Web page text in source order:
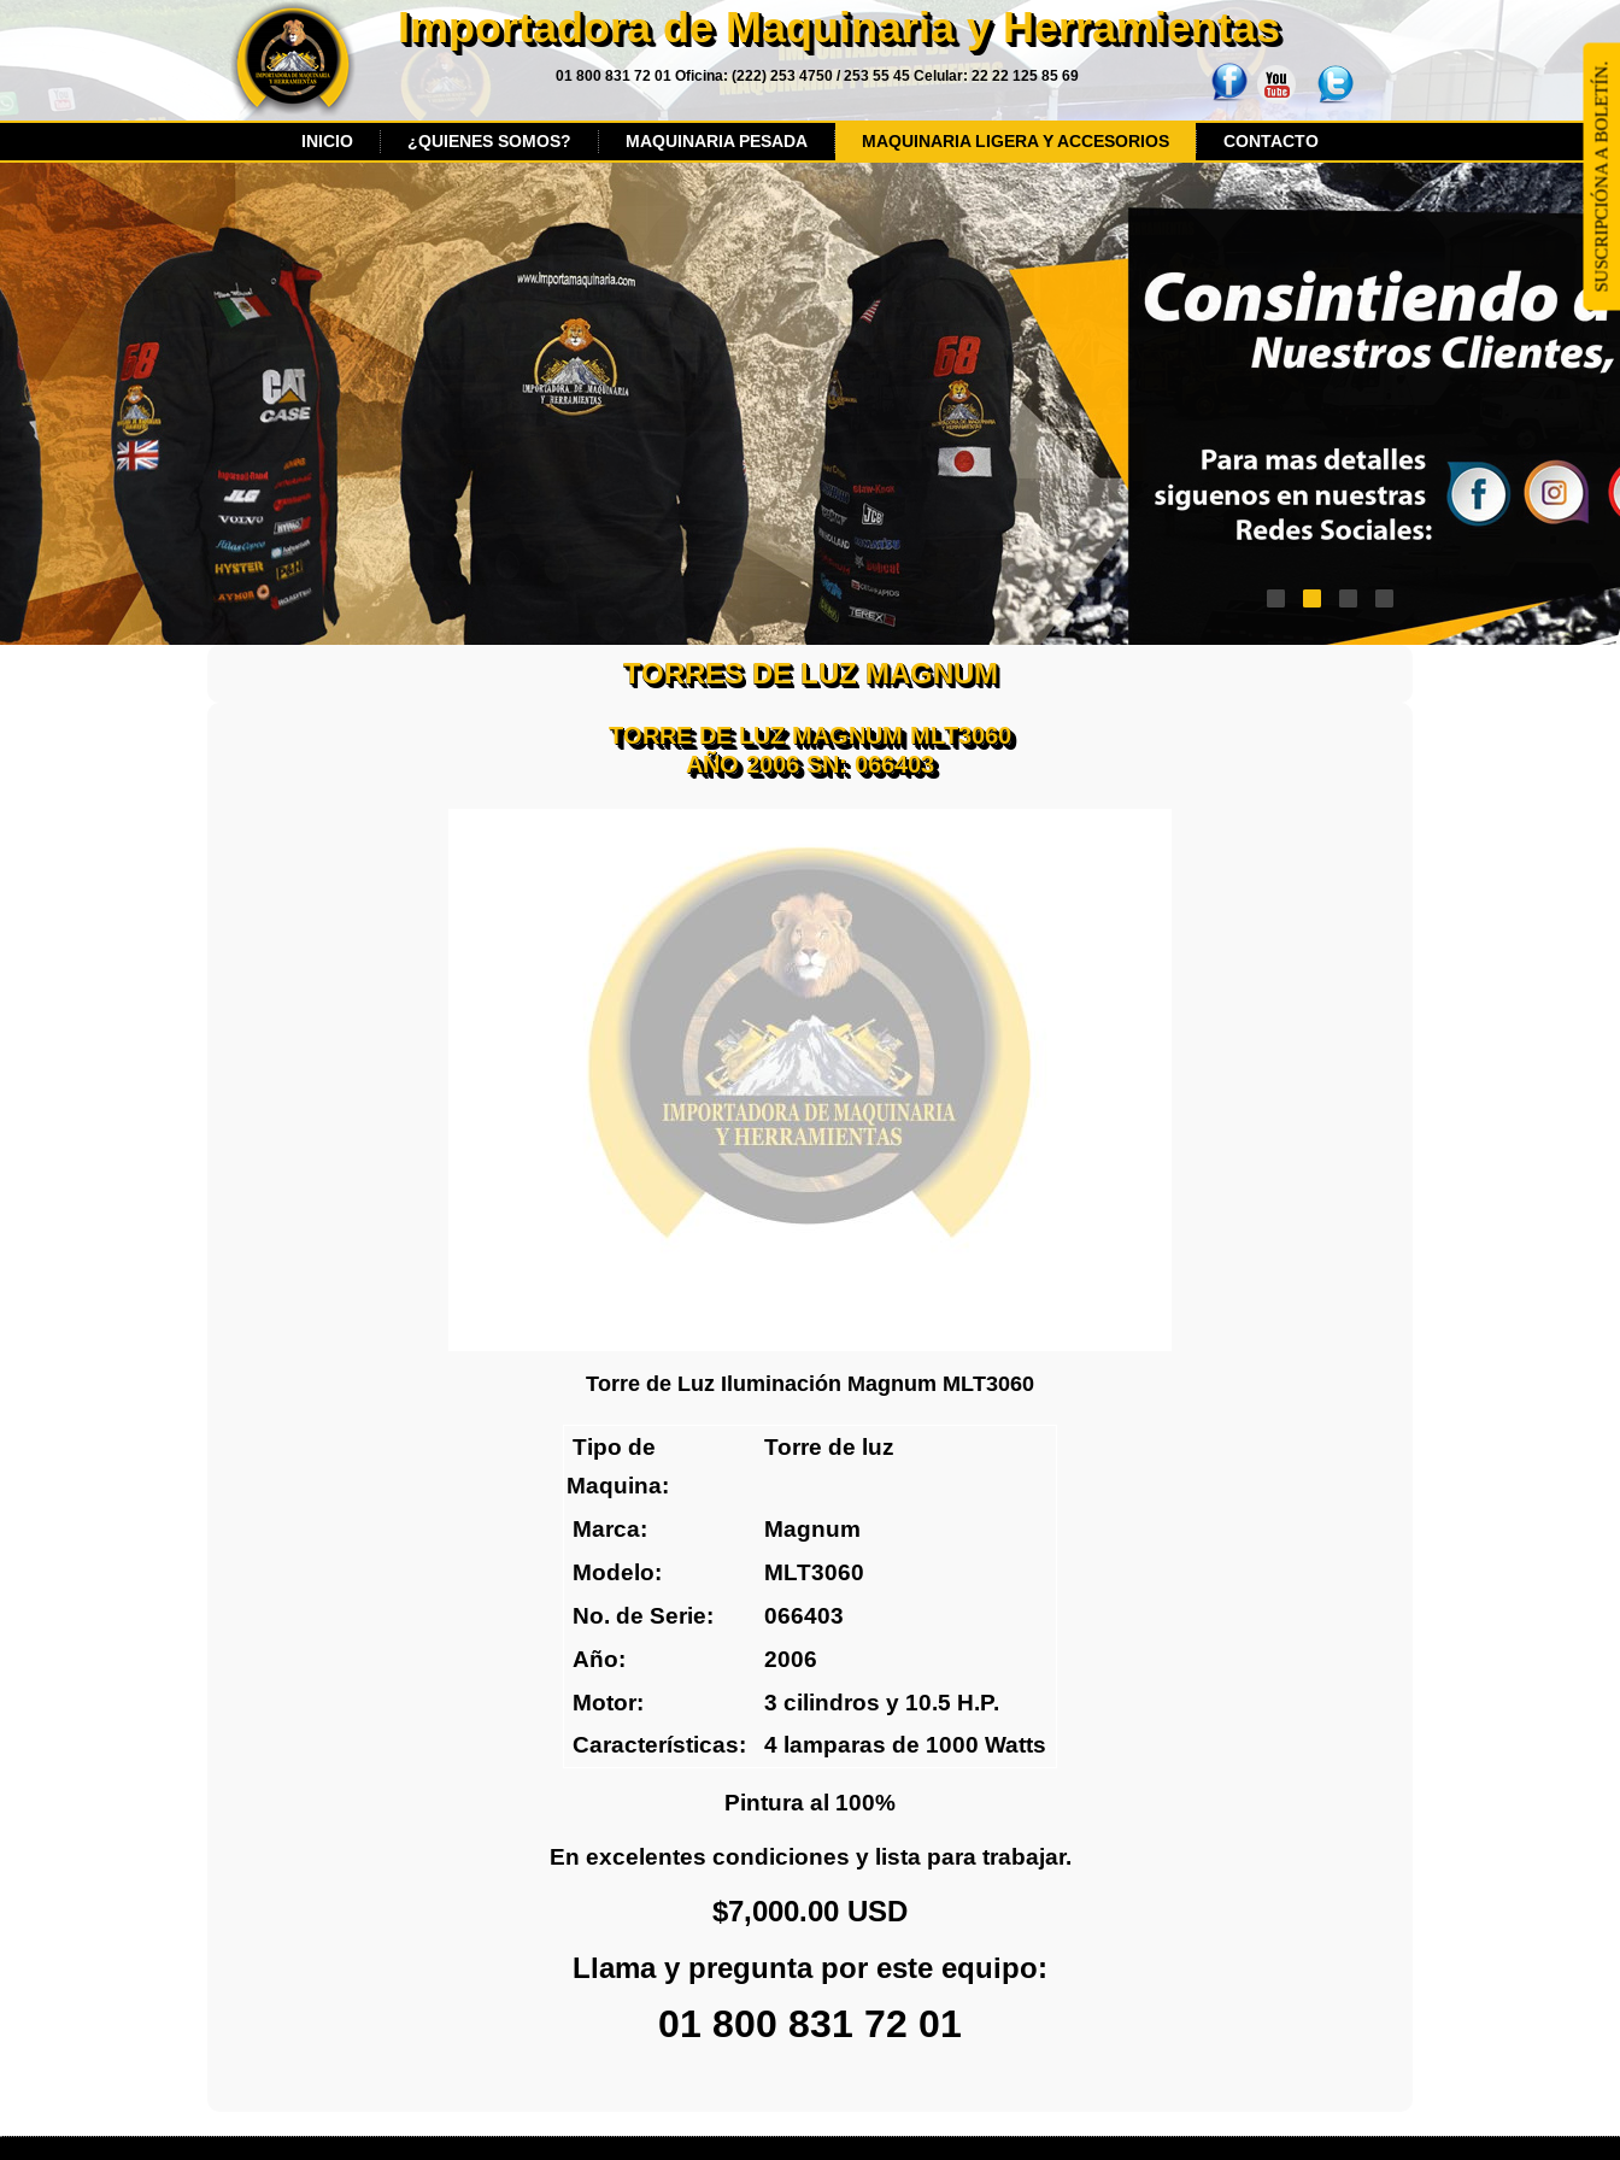
Importadora de Maquinaria y Herramientas
01 800 831 72 01 Oficina: (222) 253 4750 / 253 55 45 Celular: 22 22 125 85 69
INICIO ¿QUIENES SOMOS? MAQUINARIA PESADA MAQUINARIA LIGERA Y ACCESORIOS CONTACTO
TORRES DE LUZ MAGNUM
TORRE DE LUZ MAGNUM MLT3060
AÑO 2006 SN: 066403
Torre de Luz Iluminación Magnum MLT3060
Tipo de
Maquina:
Torre de luz
Marca:
Magnum
Modelo:
MLT3060
No. de Serie:
066403
Año:
2006
Motor:
3 cilindros y 10.5 H.P.
Características:
4 lamparas de 1000 Watts
Pintura al 100%
En excelentes condiciones y lista para trabajar.
$7,000.00 USD
Llama y pregunta por este equipo:
01 800 831 72 01
SUSCRIPCIÓNA A BOLETÍN.